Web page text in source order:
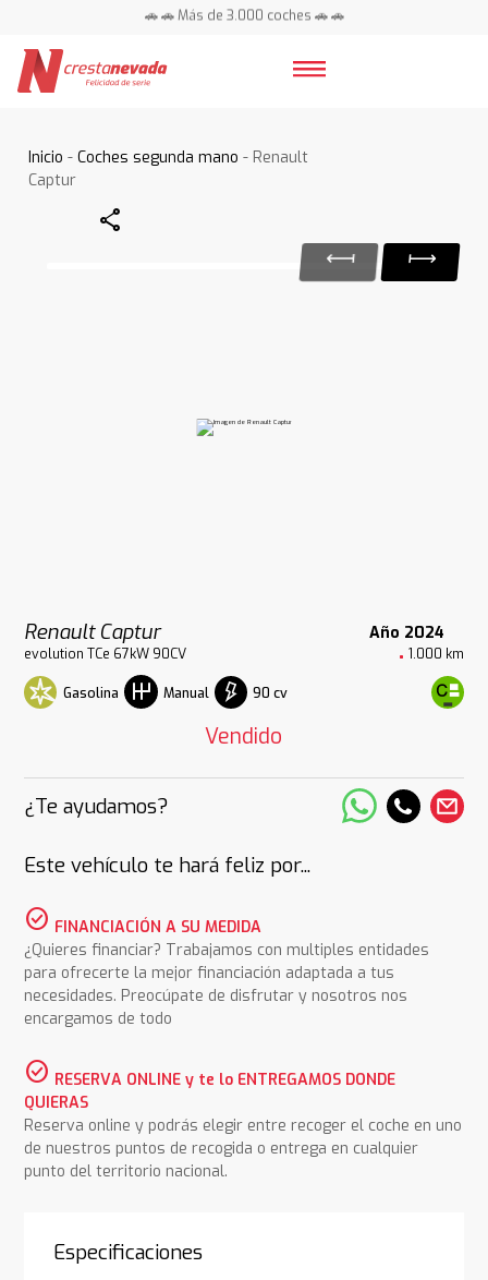
🚗 🚗 Más de 3.000 coches 🚗 🚗
Inicio -Coches segunda mano - Renault
Captur
Share
Renault Captur Año 2024
evolution TCe 67kW 90CV 1.000 km
Gasolina Manual 90 cv
Vendido
¿Te ayudamos?
Este vehículo te hará feliz por...
check_circle FINANCIACIÓN A SU MEDIDA
¿Quieres financiar? Trabajamos con multiples entidades
para ofrecerte la mejor financiación adaptada a tus
necesidades. Preocúpate de disfrutar y nosotros nos
encargamos de todo
check_circle RESERVA ONLINE y te lo ENTREGAMOS DONDE
QUIERAS
Reserva online y podrás elegir entre recoger el coche en uno
de nuestros puntos de recogida o entrega en cualquier
punto del territorio nacional.
Especificaciones